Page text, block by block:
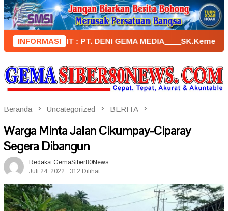
Loncat
ke
konten
INFORMASI
PENERBIT : PT. DENI GEMA
Beranda Uncategorized BERITA
Warga Minta Jalan Cikumpay-Ciparay
Segera Dibangun
Redaksi GemaSiber80News
Juli 24, 2022
312 Dilihat